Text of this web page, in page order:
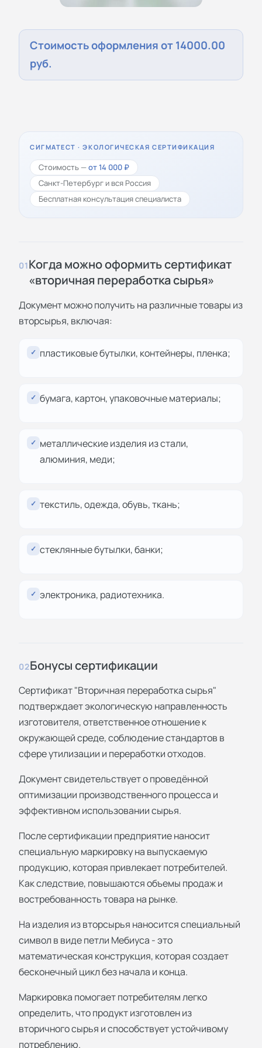
Стоимость оформления от 14000.00
руб.
СИГМАТЕСТ · ЭКОЛОГИЧЕСКАЯ СЕРТИФИКАЦИЯ
Стоимость —от 14 000 ₽
Санкт-Петербург и вся Россия
Бесплатная консультация специалиста
01Когда можно оформить сертификат
«вторичная переработка сырья»
Документ можно получить на различные товары из
вторсырья, включая:
✓ пластиковые бутылки, контейнеры, пленка;
✓ бумага, картон, упаковочные материалы;
✓ металлические изделия из стали,
алюминия, меди;
✓ текстиль, одежда, обувь, ткань;
✓ стеклянные бутылки, банки;
✓ электроника, радиотехника.
02Бонусы сертификации
Сертификат "Вторичная переработка сырья"
подтверждает экологическую направленность
изготовителя, ответственное отношение к
окружающей среде, соблюдение стандартов в
сфере утилизации и переработки отходов.
Документ свидетельствует о проведённой
оптимизации производственного процесса и
эффективном использовании сырья.
После сертификации предприятие наносит
специальную маркировку на выпускаемую
продукцию, которая привлекает потребителей.
Как следствие, повышаются объемы продаж и
востребованность товара на рынке.
На изделия из вторсырья наносится специальный
символ в виде петли Мебиуса - это
математическая конструкция, которая создает
бесконечный цикл без начала и конца.
Маркировка помогает потребителям легко
определить, что продукт изготовлен из
вторичного сырья и способствует устойчивому
потреблению.